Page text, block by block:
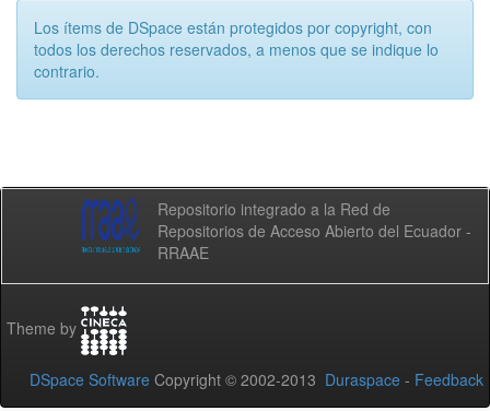
Los ítems de DSpace están protegidos por copyright, con
todos los derechos reservados, a menos que se indique lo
contrario.
Repositorio integrado a la Red de
Repositorios de Acceso Abierto del Ecuador -
RRAAE
Theme by
DSpace Software Copyright © 2002-2013 Duraspace - Feedback